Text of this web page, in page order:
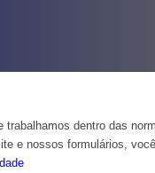
trabalhamos dentro das
e nossos formulários,